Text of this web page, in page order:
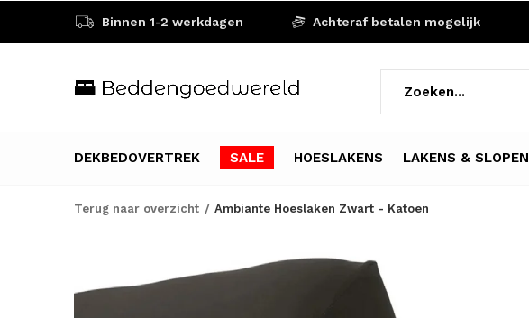
DEKBEDOVERTREK SALE HOESLAKENS LAKENS & SLOPEN
Binnen 1-2 werkdagen Achteraf betalen mogelijk
Terug naar overzicht Ambiante Hoeslaken Zwart - Katoen